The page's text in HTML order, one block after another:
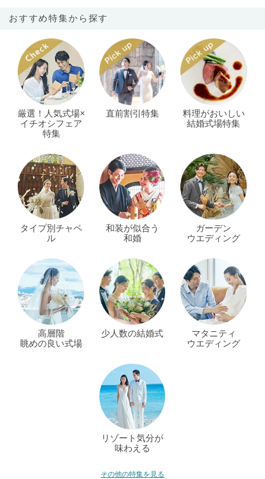
おすすめ特集から探す
厳選！人気式場×
イチオシフェア
特集
直前割引特集
料理がおいしい
結婚式場特集
タイプ別チャペ
ル
和装が似合う
和婚
ガーデン
ウエディング
高層階
眺めの良い式場
少人数の結婚式
マタニティ
ウエディング
リゾート気分が
味わえる
その他の特集を見る